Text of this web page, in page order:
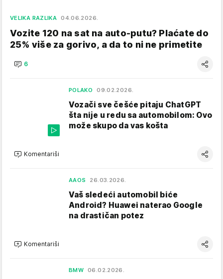
VELIKA RAZLIKA 04.06.2026.
Vozite 120 na sat na auto-putu? Plaćate do
25% više za gorivo, a da to ni ne primetite
6
POLAKO 09.02.2026.
Vozači sve češće pitaju ChatGPT
šta nije u redu sa automobilom: Ovo
može skupo da vas košta
Komentariši
AAOS 26.03.2026.
Vaš sledeći automobil biće
Android? Huawei naterao Google
na drastičan potez
Komentariši
BMW 06.02.2026.